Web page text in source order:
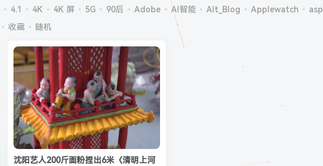
4.1 4K 4K 屏 5G 90后 Adobe AI智能 Alt_Blog Applewatch asp
收藏 随机
沈阳艺人200斤面粉捏出6米《清明上河